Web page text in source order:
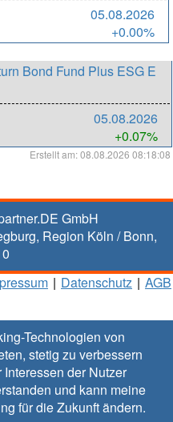
Technologien von
stetig zu verbessern
der Nutzer
und kann meine
für die Zukunftändern.
05.08.2026
+0.00%
Bond Fund Plus ESG E
05.08.2026
+0.07%
Erstellt am: 08.08.2026 08:18:08
GmbH
, Region Köln / Bonn,
| Datenschutz | AGB